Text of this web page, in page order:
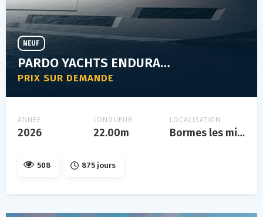
PARDO YACHTS ENDURANCE 72
PRIX SUR DEMANDE
NEUF
ANNÉE
2026
LONGUEUR
22.00m
LOCALISATION
Bormes les mimosas
508 875 jours